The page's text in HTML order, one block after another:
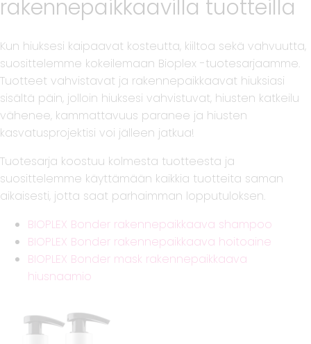
rakennepaikkaavilla tuotteilla
Kun hiuksesi kaipaavat kosteutta, kiiltoa sekä vahvuutta,
suosittelemme kokeilemaan Bioplex -tuotesarjaamme.
Tuotteet vahvistavat ja rakennepaikkaavat hiuksiasi
sisältä päin, jolloin hiuksesi vahvistuvat, hiusten katkeilu
vähenee, kammattavuus paranee ja hiusten
kasvatusprojektisi voi jälleen jatkua!
Tuotesarja koostuu kolmesta tuotteesta ja
suosittelemme käyttämään kaikkia tuotteita saman
aikaisesti, jotta saat parhaimman lopputuloksen.
BIOPLEX Bonder rakennepaikkaava shampoo
BIOPLEX Bonder rakennepaikkaava hoitoaine
BIOPLEX Bonder mask rakennepaikkaava
hiusnaamio